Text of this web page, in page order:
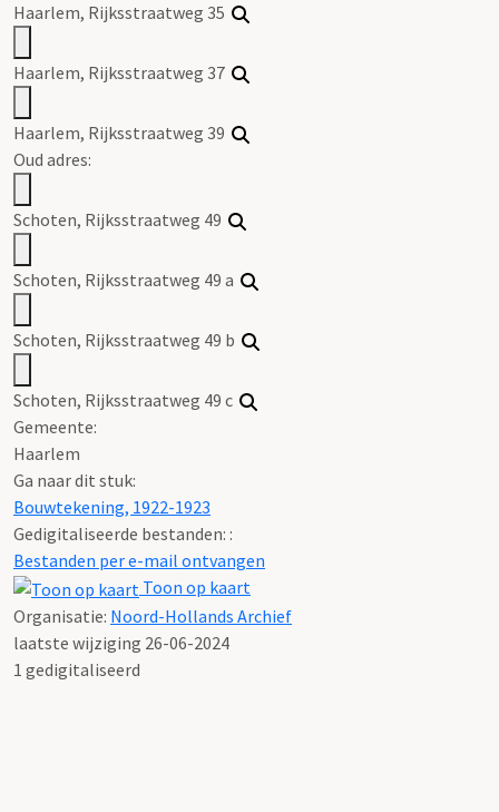
Haarlem, Rijksstraatweg 35
Haarlem, Rijksstraatweg 37
Haarlem, Rijksstraatweg 39
Oud adres:
Schoten, Rijksstraatweg 49
Schoten, Rijksstraatweg 49 a
Schoten, Rijksstraatweg 49 b
Schoten, Rijksstraatweg 49 c
Gemeente:
Haarlem
Ga naar dit stuk:
Bouwtekening, 1922-1923
Gedigitaliseerde bestanden: :
Bestanden per e-mail ontvangen
Toon op kaart
Organisatie: Noord-Hollands Archief
laatste wijziging 26-06-2024
1 gedigitaliseerd